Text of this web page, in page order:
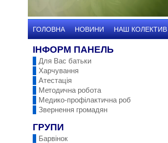
ГОЛОВНА НОВИНИ НАШ КОЛЕКТИВ
ІНФОРМ ПАНЕЛЬ
Для Вас батьки
Харчування
Атестація
Методична робота
Медико-профілактична роб
Звернення громадян
ГРУПИ
Барвінок